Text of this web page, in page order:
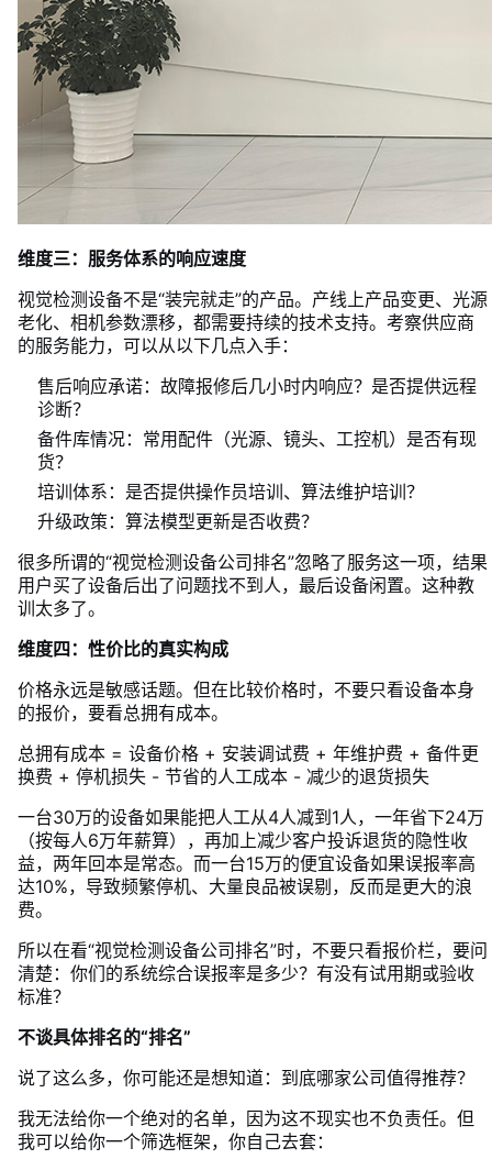
维度三：服务体系的响应速度
视觉检测设备不是“装完就走”的产品。产线上产品变更、光源
老化、相机参数漂移，都需要持续的技术支持。考察供应商
的服务能力，可以从以下几点入手：
售后响应承诺：故障报修后几小时内响应？是否提供远程
诊断？
备件库情况：常用配件（光源、镜头、工控机）是否有现
货？
培训体系：是否提供操作员培训、算法维护培训？
升级政策：算法模型更新是否收费？
很多所谓的“视觉检测设备公司排名”忽略了服务这一项，结果
用户买了设备后出了问题找不到人，最后设备闲置。这种教
训太多了。
维度四：性价比的真实构成
价格永远是敏感话题。但在比较价格时，不要只看设备本身
的报价，要看总拥有成本。
总拥有成本 = 设备价格 + 安装调试费 + 年维护费 + 备件更
换费 + 停机损失 - 节省的人工成本 - 减少的退货损失
一台30万的设备如果能把人工从4人减到1人，一年省下24万
（按每人6万年薪算），再加上减少客户投诉退货的隐性收
益，两年回本是常态。而一台15万的便宜设备如果误报率高
达10%，导致频繁停机、大量良品被误剔，反而是更大的浪
费。
所以在看“视觉检测设备公司排名”时，不要只看报价栏，要问
清楚：你们的系统综合误报率是多少？有没有试用期或验收
标准？
不谈具体排名的“排名”
说了这么多，你可能还是想知道：到底哪家公司值得推荐？
我无法给你一个绝对的名单，因为这不现实也不负责任。但
我可以给你一个筛选框架，你自己去套：